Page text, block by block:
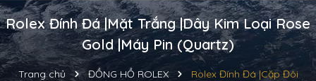
Rolex Đính Đá |Mặt Trắng |Dây Kim Loại Rose
Gold |Máy Pin (Quartz)
Trang chủ ĐỒNG HỒ ROLEX
Rolex Đính Đá |Cặp Đôi